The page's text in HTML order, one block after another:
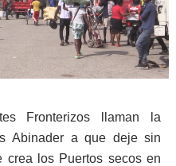
Fronterizos llaman la
Abinader a que deje sin
crea los Puertos secos en